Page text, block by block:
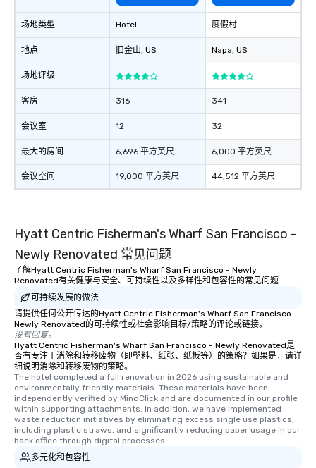
场地类型
地点
场地评级
客房
会议室
最大的房间
会议空间
Hotel
旧金山, US
316
12
6,696 平方英尺
19,000 平方英尺
度假村
Napa, US
341
32
6,000 平方英尺
44,512 平方英尺
Hyatt Centric Fisherman's Wharf San Francisco -
Newly Renovated 常见问题
了解Hyatt Centric Fisherman's Wharf San Francisco - Newly
Renovated有关健康与安全、可持续性以及多样性和包容性的常见问题
可持续发展的做法
请提供任何公开传达的Hyatt Centric Fisherman's Wharf San Francisco -
Newly Renovated的可持续性或社会影响目标/策略的评论或链接。
没有回复。
Hyatt Centric Fisherman's Wharf San Francisco - Newly Renovated是
否有专注于消除和转移废物（即塑料、纸张、纸板等）的策略？如果是，请详
细说明消除和转移废物的策略。
The hotel completed a full renovation in 2026 using sustainable and
environmentally friendly materials. These materials have been
independently verified by MindClick and are documented in our profile
within supporting attachments. In addition, we have implemented
waste reduction initiatives by eliminating excess single use plastics,
including plastic straws, and significantly reducing paper usage in our
back office through digital processes.
多元化和包容性